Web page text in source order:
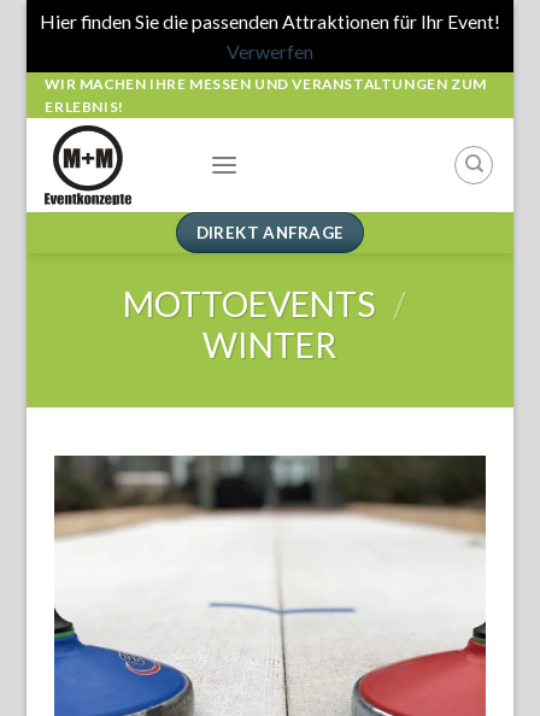
Hier finden Sie die passenden Attraktionen für Ihr Event!
Verwerfen
Skip
to
content
WIR MACHEN IHRE MESSEN UND VERANSTALTUNGEN ZUM
ERLEBNIS!
DIREKT ANFRAGE
MOTTOEVENTS /
WINTER